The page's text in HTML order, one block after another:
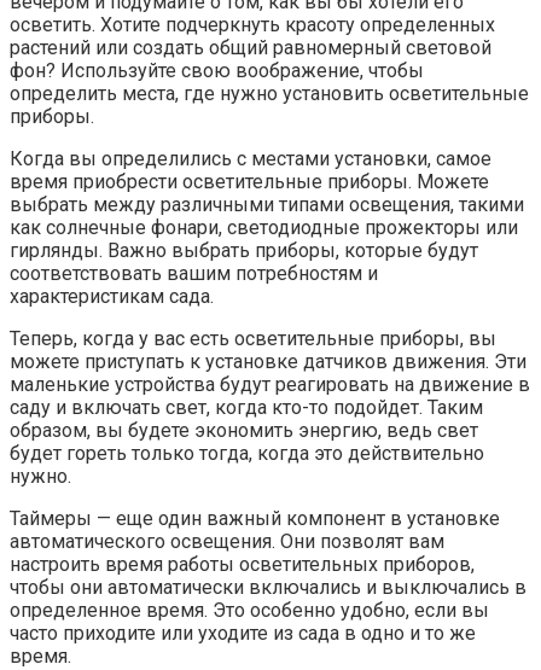
осветить. Хотите подчеркнуть красоту определенных
растений или создать общий равномерный световой
фон? Используйте свою воображение, чтобы
определить места, где нужно установить осветительные
приборы.
Когда вы определились с местами установки, самое
время приобрести осветительные приборы. Можете
выбрать между различными типами освещения, такими
как солнечные фонари, светодиодные прожекторы или
гирлянды. Важно выбрать приборы, которые будут
соответствовать вашим потребностям и
характеристикам сада.
Теперь, когда у вас есть осветительные приборы, вы
можете приступать к установке датчиков движения. Эти
маленькие устройства будут реагировать на движение в
саду и включать свет, когда кто-то подойдет. Таким
образом, вы будете экономить энергию, ведь свет
будет гореть только тогда, когда это действительно
нужно.
Таймеры — еще один важный компонент в установке
автоматического освещения. Они позволят вам
настроить время работы осветительных приборов,
чтобы они автоматически включались и выключались в
определенное время. Это особенно удобно, если вы
часто приходите или уходите из сада в одно и то же
время.